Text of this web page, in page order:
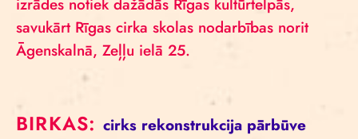
izrādes notiek dažādās Rīgas kultūrtelpās,
savukārt Rīgas cirka skolas nodarbības norit
Āgenskalnā, Zeļļu ielā 25.
BIRKAS: cirks rekonstrukcija pārbūve